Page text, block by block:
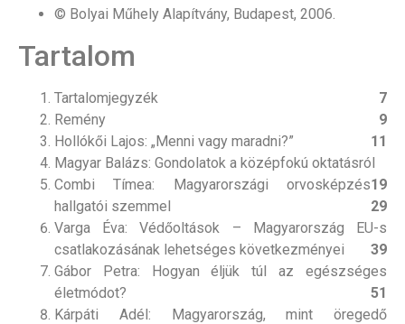
© Bolyai Műhely Alapítvány, Budapest, 2006.
Tartalom
Tartalomjegyzék
7
Remény
9
Hollókői Lajos: „Menni vagy maradni?”
11
Magyar Balázs: Gondolatok a középfokú oktatásról
19
Combi Tímea: Magyarországi orvosképzés
hallgatói szemmel
29
Varga Éva: Védőoltások – Magyarország EU-s
csatlakozásának lehetséges következményei
39
Gábor Petra: Hogyan éljük túl az egészséges
életmódot?
51
Kárpáti Adél: Magyarország, mint öregedő